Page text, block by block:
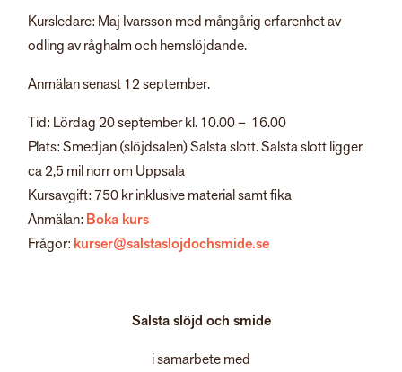
Kursledare: Maj Ivarsson med mångårig erfarenhet av
odling av råghalm och hemslöjdande.
Anmälan senast 12 september.
Tid: Lördag 20 september kl. 10.00 – 16.00
Plats: Smedjan (slöjdsalen) Salsta slott. Salsta slott ligger
ca 2,5 mil norr om Uppsala
Kursavgift: 750 kr inklusive material samt fika
Anmälan: Boka kurs
Frågor: kurser@salstaslojdochsmide.se
Salsta slöjd och smide
i samarbete med